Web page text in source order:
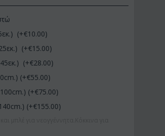
(+€10.00)
(+€15.00)
(+€28.00)
(+€55.00)
(+€75.00)
(+€155.00)